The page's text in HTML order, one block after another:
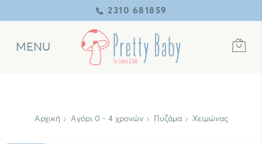
2310 681859
MENU
Αρχική Αγόρι 0 - 4 χρονών Πυζάμα Χειμώνας